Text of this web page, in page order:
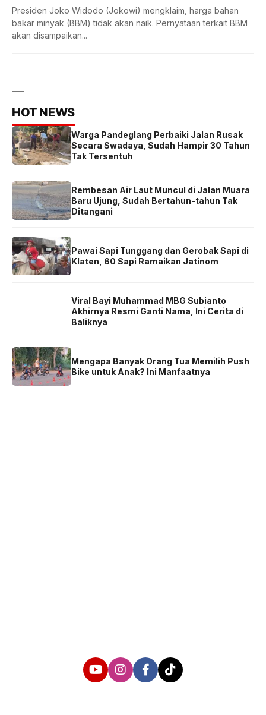
Presiden Joko Widodo (Jokowi) mengklaim, harga bahan
bakar minyak (BBM) tidak akan naik. Pernyataan terkait BBM
akan disampaikan...
HOT NEWS
Warga Pandeglang Perbaiki Jalan Rusak
Secara Swadaya, Sudah Hampir 30 Tahun
Tak Tersentuh
Rembesan Air Laut Muncul di Jalan Muara
Baru Ujung, Sudah Bertahun-tahun Tak
Ditangani
Pawai Sapi Tunggang dan Gerobak Sapi di
Klaten, 60 Sapi Ramaikan Jatinom
Viral Bayi Muhammad MBG Subianto
Akhirnya Resmi Ganti Nama, Ini Cerita di
Baliknya
Mengapa Banyak Orang Tua Memilih Push
Bike untuk Anak? Ini Manfaatnya